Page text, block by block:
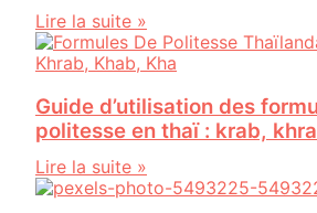
Lire la suite »
Guide d’utilisation des
politesse en thaï : krab,
Lire la suite »